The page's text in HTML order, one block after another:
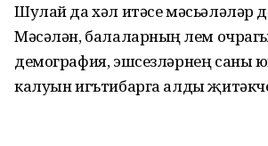
Шулай да хәл итәсе мәсьәләләр
Мәсәлән, балаларның үлем
демография, эшсезләрнең саны
калуын игътибарга алды